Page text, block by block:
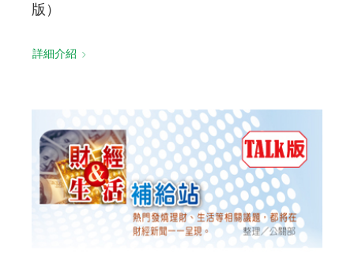
版）
詳細介紹